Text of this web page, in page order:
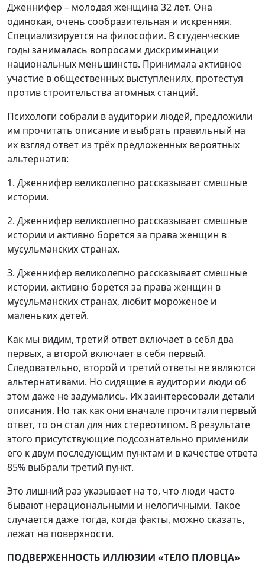
Дженнифер – молодая женщина 32 лет. Она
одинокая, очень сообразительная и искренняя.
Специализируется на философии. В студенческие
годы занималась вопросами дискриминации
национальных меньшинств. Принимала активное
участие в общественных выступлениях, протестуя
против строительства атомных станций.
Психологи собрали в аудитории людей, предложили
им прочитать описание и выбрать правильный на
их взгляд ответ из трёх предложенных вероятных
альтернатив:
1. Дженнифер великолепно рассказывает смешные
истории.
2. Дженнифер великолепно рассказывает смешные
истории и активно борется за права женщин в
мусульманских странах.
3. Дженнифер великолепно рассказывает смешные
истории, активно борется за права женщин в
мусульманских странах, любит мороженое и
маленьких детей.
Как мы видим, третий ответ включает в себя два
первых, а второй включает в себя первый.
Следовательно, второй и третий ответы не являются
альтернативами. Но сидящие в аудитории люди об
этом даже не задумались. Их заинтересовали детали
описания. Но так как они вначале прочитали первый
ответ, то он стал для них стереотипом. В результате
этого присутствующие подсознательно применили
его к двум последующим пунктам и в качестве ответа
85% выбрали третий пункт.
Это лишний раз указывает на то, что люди часто
бывают нерациональными и нелогичными. Такое
случается даже тогда, когда факты, можно сказать,
лежат на поверхности.
ПОДВЕРЖЕННОСТЬ ИЛЛЮЗИИ «ТЕЛО ПЛОВЦА»